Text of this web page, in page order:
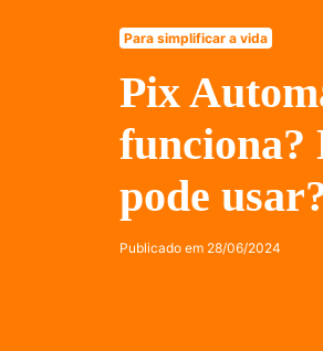
Para simplificar a vida
Pix
funciona?
pode
Publicado em 28/06/2024